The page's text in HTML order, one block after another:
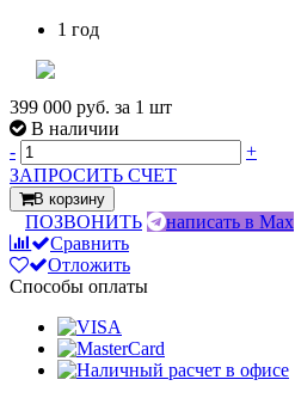
1 год
399 000 руб. за 1 шт
В наличии
-
+
ЗАПРОСИТЬ СЧЕТ
В корзину
ПОЗВОНИТЬ
написать в Max
Сравнить
Отложить
Способы оплаты